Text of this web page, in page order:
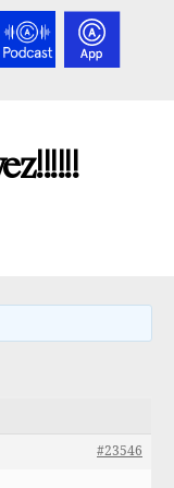
#23546